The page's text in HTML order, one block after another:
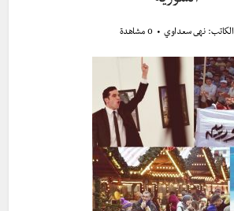
الكاتب:نهى سعداوي 0 مشاهدة